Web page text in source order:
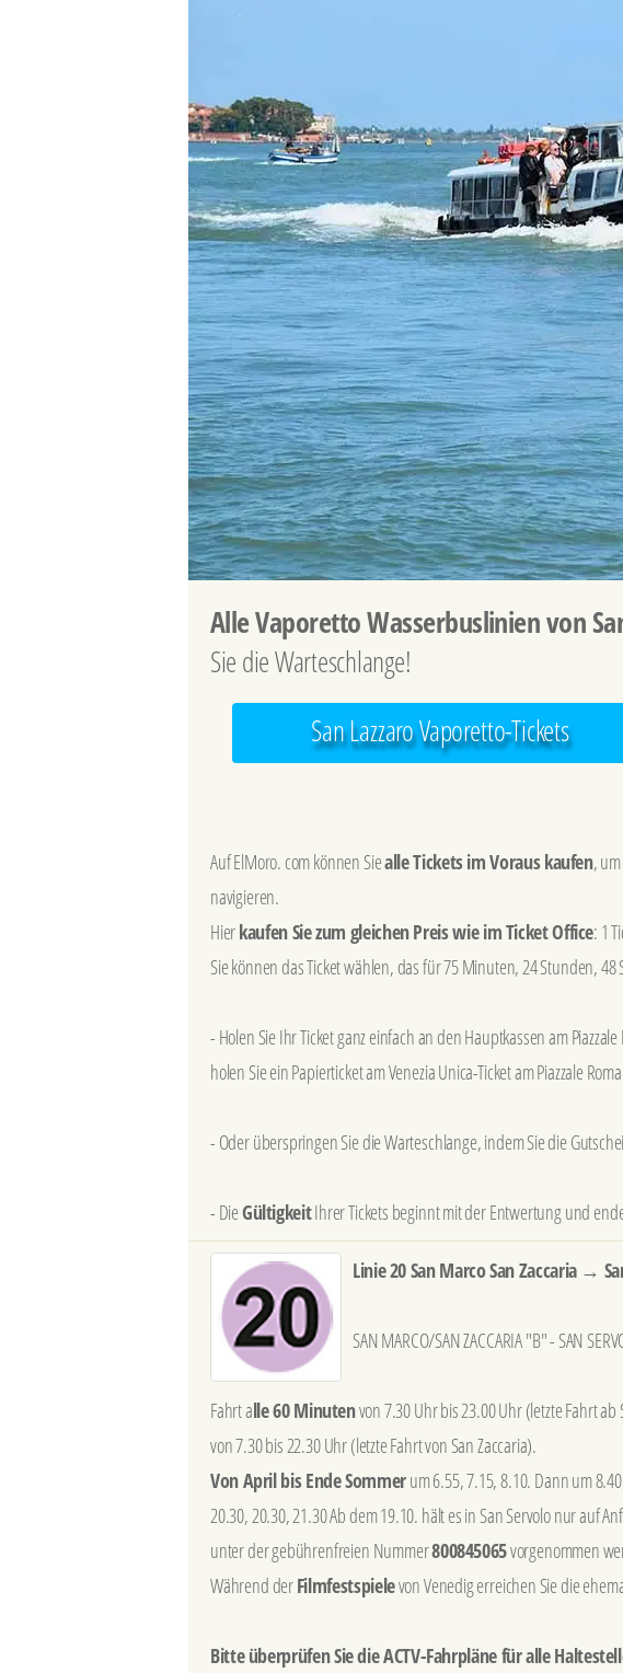
Alle Vaporetto Wasserbuslinien von
Sie die Warteschlange!
San Lazzaro Vaporetto-Tickets
Auf ElMoro. com können Siealle Tickets im Voraus kaufen,
navigieren.
Hierkaufen Sie zum gleichen Preis wie im Ticket Office: 1
Sie können das Ticket wählen, das für 75 Minuten, 24 Stunden,
- Holen Sie Ihr Ticket ganz einfach an den Hauptkassen am
holen Sie ein Papierticket am Venezia Unica-Ticket am Piazzale
- Oder überspringen Sie die Warteschlange, indem Sie die
- DieGültigkeitIhrer Tickets beginnt mit der Entwertung und
Linie 20 San Marco San Zaccaria →
SAN MARCO/SAN ZACCARIA "B" - SAN
Fahrt alle 60 Minutenvon 7.30 Uhr bis 23.00 Uhr (letzte Fahrt
von 7.30 bis 22.30 Uhr (letzte Fahrt von San Zaccaria).
Von April bis Ende Sommerum 6.55, 7.15, 8.10. Dann um
20.30, 20.30, 21.30 Ab dem 19.10. hält es in San Servolo nur auf
unter der gebührenfreien Nummer800845065vorgenommen
Während derFilmfestspielevon Venedig erreichen Sie die
Bitte überprüfen Sie die ACTV-Fahrpläne für alle